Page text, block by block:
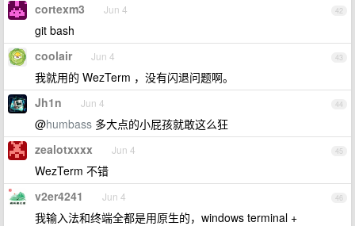
42
cortexm3 Jun 4
git bash
43
coolair Jun 4
我就用的 WezTerm ，没有闪退问题啊。
44
Jh1n Jun 4
@humbass 多大点的小屁孩就敢这么狂
45
zealotxxxx Jun 4
WezTerm 不错
46
v2er4241 Jun 4
我输入法和终端全都是用原生的，windows terminal +